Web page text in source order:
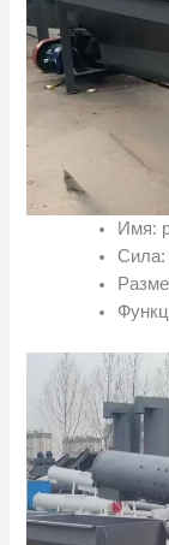
Имя:
Сила: